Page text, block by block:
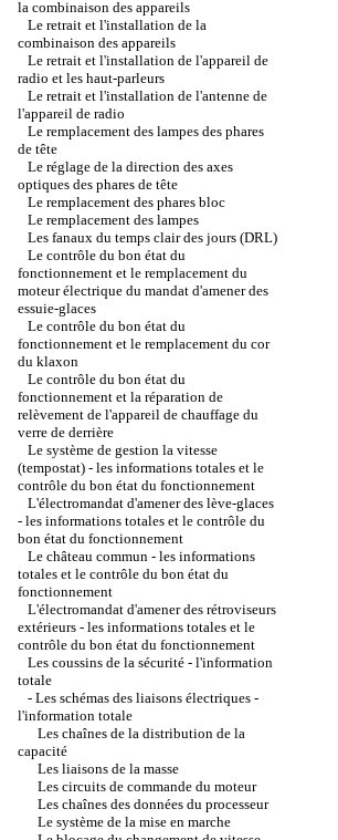
la combinaison des appareils
Le retrait et l'installation de la
combinaison des appareils
Le retrait et l'installation de l'appareil de
radio et les haut-parleurs
Le retrait et l'installation de l'antenne de
l'appareil de radio
Le remplacement des lampes des phares
de tête
Le réglage de la direction des axes
optiques des phares de tête
Le remplacement des phares bloc
Le remplacement des lampes
Les fanaux du temps clair des jours (DRL)
Le contrôle du bon état du
fonctionnement et le remplacement du
moteur électrique du mandat d'amener des
essuie-glaces
Le contrôle du bon état du
fonctionnement et le remplacement du cor
du klaxon
Le contrôle du bon état du
fonctionnement et la réparation de
relèvement de l'appareil de chauffage du
verre de derrière
Le système de gestion la vitesse
(tempostat) - les informations totales et le
contrôle du bon état du fonctionnement
L'électromandat d'amener des lève-glaces
- les informations totales et le contrôle du
bon état du fonctionnement
Le château commun - les informations
totales et le contrôle du bon état du
fonctionnement
L'électromandat d'amener des rétroviseurs
extérieurs - les informations totales et le
contrôle du bon état du fonctionnement
Les coussins de la sécurité - l'information
totale
- Les schémas des liaisons électriques -
l'information totale
Les chaînes de la distribution de la
capacité
Les liaisons de la masse
Les circuits de commande du moteur
Les chaînes des données du processeur
Le système de la mise en marche